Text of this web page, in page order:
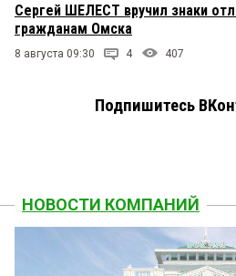
Сергей ШЕЛЕСТ вручил знаки
гражданам Омска
8 августа 09:30 4 407
Подпишитесь
НОВОСТИ КОМПАНИЙ